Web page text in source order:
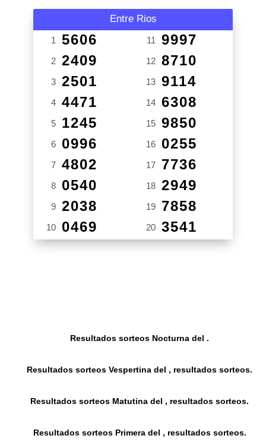
Entre Rios
1 5606
2 2409
3 2501
4 4471
5 1245
6 0996
7 4802
8 0540
9 2038
10 0469
11 9997
12 8710
13 9114
14 6308
15 9850
16 0255
17 7736
18 2949
19 7858
20 3541
Resultados sorteos Nocturna del .
Resultados sorteos Vespertina del , resultados sorteos.
Resultados sorteos Matutina del , resultados sorteos.
Resultados sorteos Primera del , resultados sorteos.